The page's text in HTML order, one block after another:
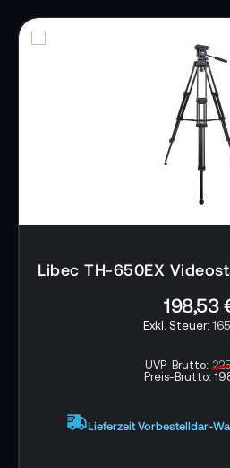
Sicherheitsdesign ist das
perfekt auf Ihre
Entdecken Sie mit dem
Kundenliebling nun auch in
Konstruktion. Erleben Sie
und Kontrolle in einer
📌 AI-verified E-Commerce
Eigenschaften LIBEC HS-
Leichte Carbon-
Neu gestalteter Fluidkopf
198,53
UVP-Brutto:
Preis-Brutto:
Lieferzeit Vorbestelldar-